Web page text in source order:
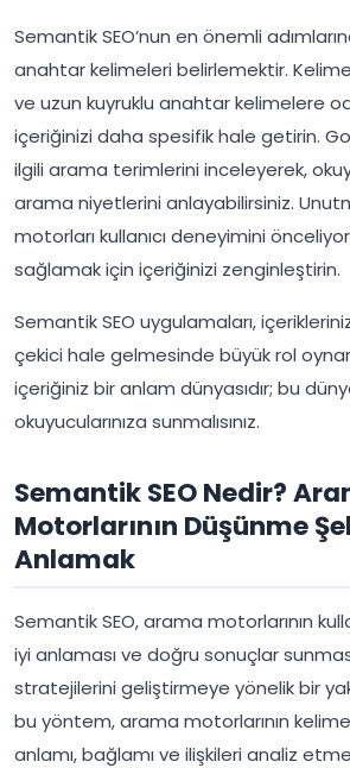
Semantik SEO’nun en önemli
anahtar kelimeleri belirlemektir.
ve uzun kuyruklu anahtar kelimelere
içeriğinizi daha spesifik hale getirin.
ilgili arama terimlerini inceleyerek,
arama niyetlerini anlayabilirsiniz.
motorları kullanıcı deneyimini
sağlamak için içeriğinizi zenginleştirin.
Semantik SEO uygulamaları,
çekici hale gelmesinde büyük rol
içeriğiniz bir anlam dünyasıdır; bu
okuyucularınıza sunmalısınız.
Semantik SEO Nedir?
Motorlarının Düşünme
Anlamak
Semantik SEO, arama motorlarının
iyi anlaması ve doğru sonuçlar
stratejilerini geliştirmeye yönelik bir
bu yöntem, arama motorlarının
anlamı, bağlamı ve ilişkileri analiz